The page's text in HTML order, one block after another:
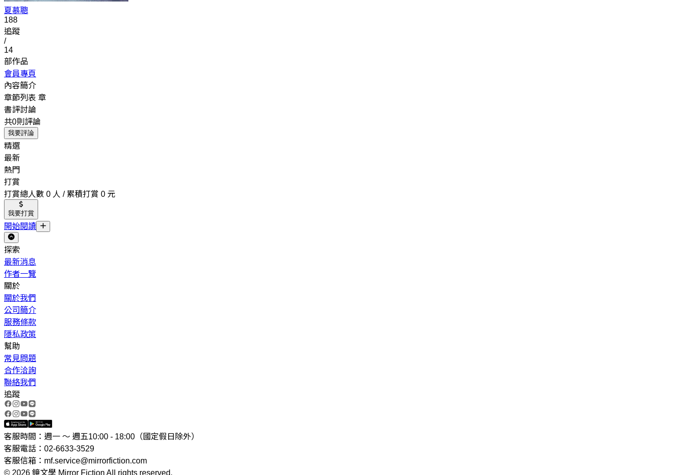
夏慕聰
188
追蹤
/
14
部作品
會員專頁
內容簡介
章節列表 章
書評討論
共0則評論
我要評論
精選
最新
熱門
打賞
打賞總人數 0 人 / 累積打賞 0 元
我要打賞
開始閱讀
探索
最新消息
作者一覽
關於
關於我們
公司簡介
服務條款
隱私政策
幫助
常見問題
合作洽詢
聯絡我們
追蹤
客服時間：週一 ～ 週五10:00 - 18:00（國定假日除外）
客服電話：02-6633-3529
客服信箱：mf.service@mirrorfiction.com
© 2026 鏡文學 Mirror Fiction All rights reserved.